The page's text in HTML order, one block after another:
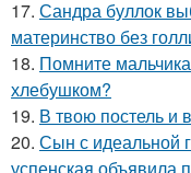
17. Сандра буллок
материнство без
18. Помните
хлебушком?
19. В твою постель и
20. Сын с идеальной
успенская объявила